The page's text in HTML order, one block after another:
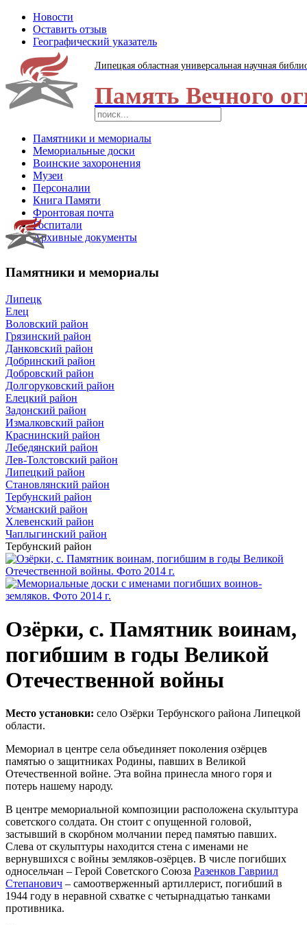
Новости
Оставить отзыв
Географический указатель
Липецкая областная универсальная научная
Память Вечного
Памятники и мемориалы
Мемориальные доски
Воинские захоронения
Музеи
Персоналии
Книга Памяти
Фронтовая почта
Госпитали
Архивные документы
Памятники и мемориалы
Липецк
Елец
Воловский район
Грязинский район
Данковский район
Добринский район
Добровский район
Долгоруковский район
Елецкий район
Задонский район
Измалковский район
Краснинский район
Лебедянский район
Лев-Толстовский район
Липецкий район
Становлянский район
Тербунский район
Усманский район
Хлевенский район
Чаплыгинский район
Тербунский район
Озёрки, с. Памятник воинам,
погибшим в годы Великой
Отечественной войны
Место установки: село Озёрки Тербунского района Липецкой
области.
Мемориал в центре села объединяет поколения озёрцев
памятью о защитниках Родины, павших в Великой
Отечественной войне. Эта война принесла много горя и
потерь нашему народу.
В центре мемориальной композиции расположена скульптура
советского солдата. Он стоит с опущенной головой,
застывший в скорбном молчании перед памятью павших.
Слева от скульптуры находится стена с именами не
вернувшихся с войны земляков-озёрцев. В числе погибших
односельчан – Герой Советского Союза Разенков Гавриил
Степанович – самоотверженный артиллерист, погибший в
1944 году в неравной схватке с четырнадцатью танками
противника.